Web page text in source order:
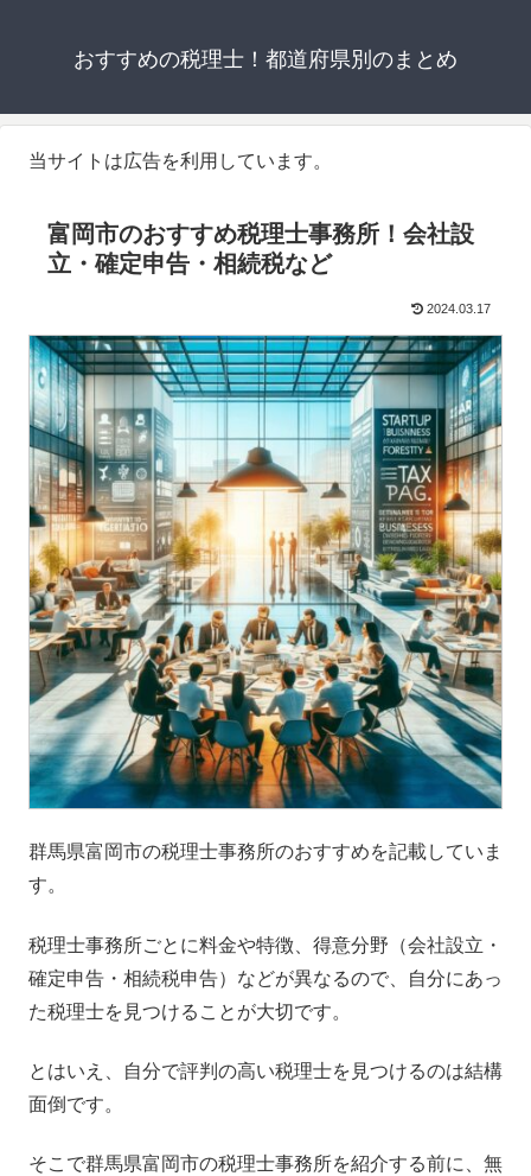
おすすめの税理士！都道府県別のまとめ
当サイトは広告を利用しています。
富岡市のおすすめ税理士事務所！会社設
立・確定申告・相続税など
2024.03.17
群馬県富岡市の税理士事務所のおすすめを記載していま
す。
税理士事務所ごとに料金や特徴、得意分野（会社設立・
確定申告・相続税申告）などが異なるので、自分にあっ
た税理士を見つけることが大切です。
とはいえ、自分で評判の高い税理士を見つけるのは結構
面倒です。
そこで群馬県富岡市の税理士事務所を紹介する前に、無